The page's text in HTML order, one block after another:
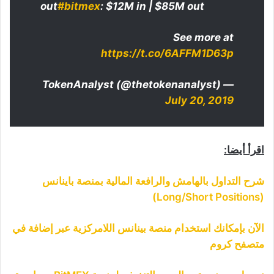
out#bitmex: $12M in | $85M out
See more at
https://t.co/6AFFM1D63p
— TokenAnalyst (@thetokenanalyst)
July 20, 2019
اقرأ أيضا:
شرح التداول بالهامش والرافعة المالية بمنصة باينانس
(Long/Short Positions)
الآن بإمكانك استخدام منصة بينانس اللامركزية عبر إضافة في
متصفح كروم